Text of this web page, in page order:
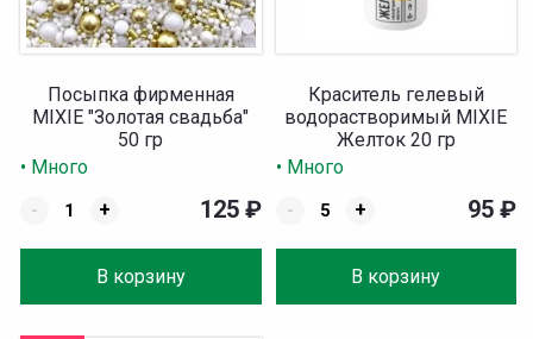
Посыпка фирменная
MIXIE "Золотая свадьба"
50 гр
• Много
-
+
В корзину
125 ₽
Краситель гелевый
водорастворимый MIXIE
Желток 20 гр
• Много
-
+
В корзину
95 ₽